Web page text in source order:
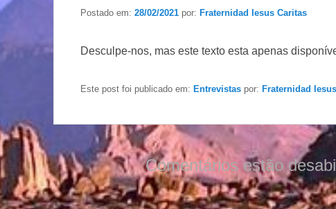
Postado em: 28/02/2021 por: Fraternidad Iesus Caritas
Desculpe-nos, mas este texto esta apenas
Este post foi publicado em: Entrevistas por: Fraternidad
Comentários estão